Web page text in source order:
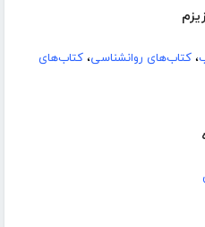
، کتاب‌های روانشناسی، کتاب‌های